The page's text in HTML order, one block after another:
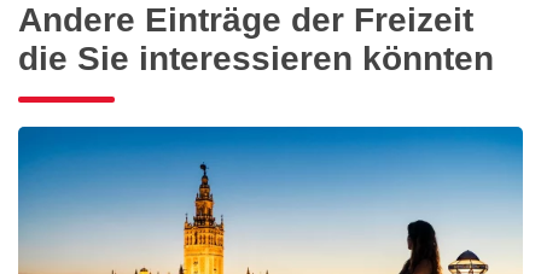
Andere Einträge der Freizeit
die Sie interessieren könnten